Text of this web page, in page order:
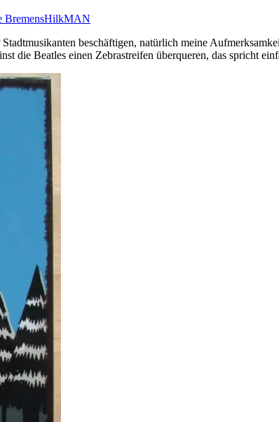
BremensHilkMAN
beschäftigen, natürlich meine
die Beatles einen Zebrastreifen überqueren, das spricht